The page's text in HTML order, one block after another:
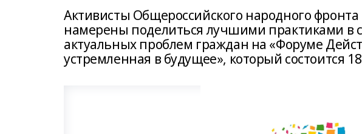
Активисты Общероссийского народного
намерены поделиться лучшими практиками в
актуальных проблем граждан на «Форуме
устремленная в будущее», который состоится